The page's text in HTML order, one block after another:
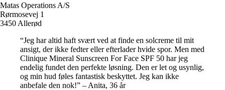
Matas Operations A/S
Rørmosevej 1
3450 Allerød
“Jeg har altid haft svært ved at finde en solcreme til mit
ansigt, der ikke fedter eller efterlader hvide spor. Men med
Clinique Mineral Sunscreen For Face SPF 50 har jeg
endelig fundet den perfekte løsning. Den er let og usynlig,
og min hud føles fantastisk beskyttet. Jeg kan ikke
anbefale den nok!” – Anita, 36 år